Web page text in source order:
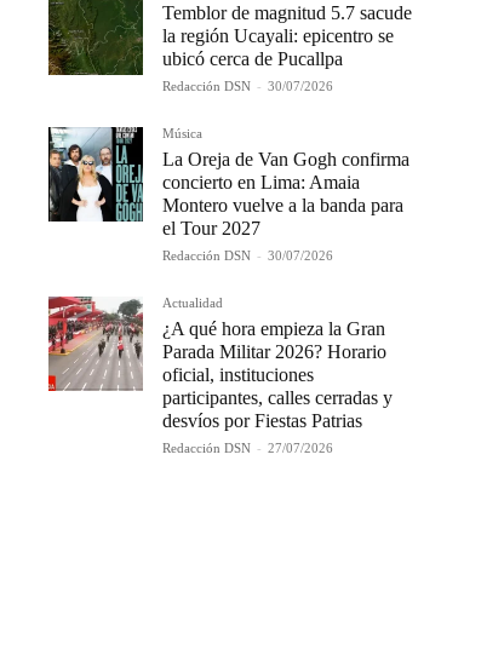
Temblor de magnitud 5.7 sacude
la región Ucayali: epicentro se
ubicó cerca de Pucallpa
Redacción DSN - 30/07/2026
Música
La Oreja de Van Gogh confirma
concierto en Lima: Amaia
Montero vuelve a la banda para
el Tour 2027
Redacción DSN - 30/07/2026
Actualidad
¿A qué hora empieza la Gran
Parada Militar 2026? Horario
oficial, instituciones
participantes, calles cerradas y
desvíos por Fiestas Patrias
Redacción DSN - 27/07/2026